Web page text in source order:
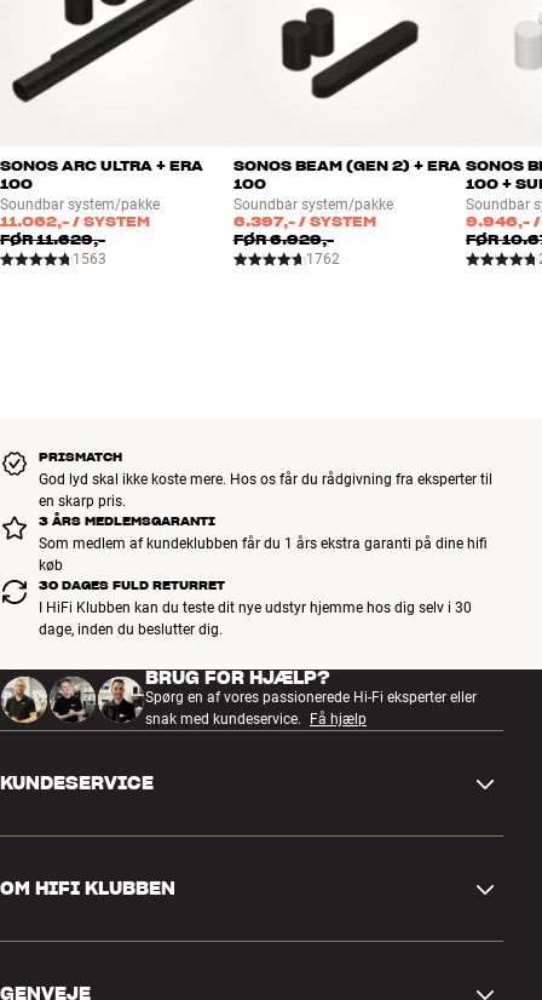
SONOS ARC ULTRA + ERA
100
Soundbar system/pakke
11.062,- / SYSTEM
FØR11.629,-
1563
SONOS BEAM (GEN 2) + ERA
100
Soundbar system/pakke
6.397,-/ SYSTEM
FØR6.929,-
1762
SONOS
100 +
Soundbar
9.946,- /
FØR
PRISMATCH
God lyd skal ikke koste mere. Hos os får du rådgivning fra eksperter til
en skarp pris.
3 ÅRS MEDLEMSGARANTI
Som medlem af kundeklubben får du 1 års ekstra garanti på dine hifi
køb
30 DAGES FULD RETURRET
I HiFi Klubben kan du teste dit nye udstyr hjemme hos dig selv i 30
dage, inden du beslutter dig.
BRUG FOR HJÆLP?
Spørg en af vores passionerede Hi-Fi eksperter eller
snak med kundeservice.
Få hjælp
KUNDESERVICE
Retur og reklamation
Fortryd ordre
OM HIFI KLUBBEN
GENVEJE